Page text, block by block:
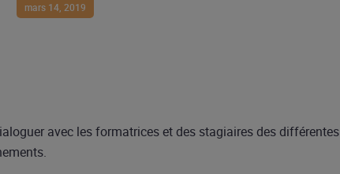
mars 14, 2019
avec les formatrices et des stagiaires des différentes